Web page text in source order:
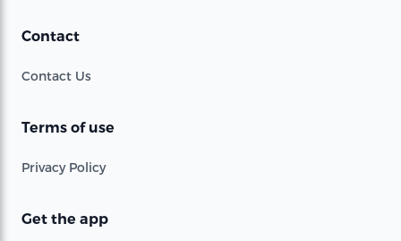
Contact
Contact Us
Terms of use
Privacy Policy
Get the app